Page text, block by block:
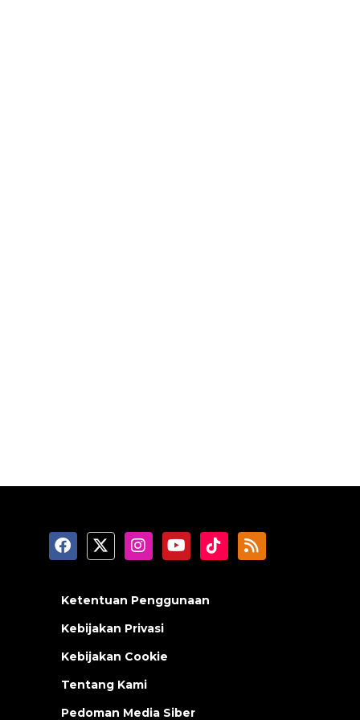
Ketentuan Penggunaan
Kebijakan Privasi
Kebijakan Cookie
Tentang Kami
Pedoman Media Siber